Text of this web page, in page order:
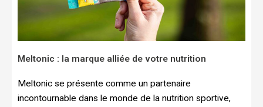
Meltonic : la marque alliée de votre nutrition
Meltonic se présente comme un partenaire
incontournable dans le monde de la nutrition sportive,